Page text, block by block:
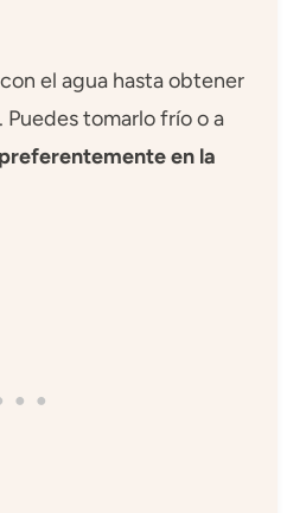
el agua hasta obtener
tomarlo frío o a
preferentemente en la